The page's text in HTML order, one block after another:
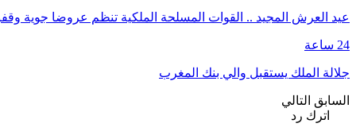
عيد العرش المجيد .. القوات المسلحة الملكية تنظم عروضا جوية
24 ساعة
جلالة الملك يستقبل والي بنك المغرب
السابق التالي
اترك رد